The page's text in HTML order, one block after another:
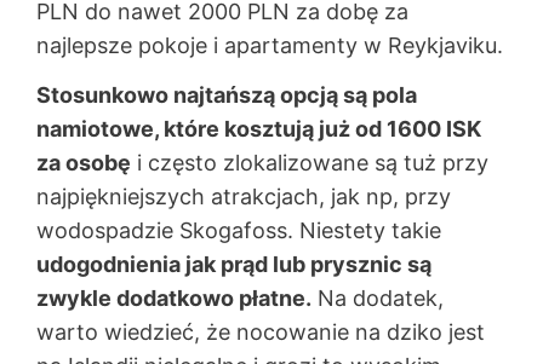
PLN do nawet 2000 PLN za dobę za
najlepsze pokoje i apartamenty w Reykjaviku.
Stosunkowo najtańszą opcją są pola
namiotowe, które kosztują już od 1600 ISK
za osobę i często zlokalizowane są tuż przy
najpiękniejszych atrakcjach, jak np, przy
wodospadzie Skogafoss. Niestety takie
udogodnienia jak prąd lub prysznic są
zwykle dodatkowo płatne. Na dodatek,
warto wiedzieć, że nocowanie na dziko jest